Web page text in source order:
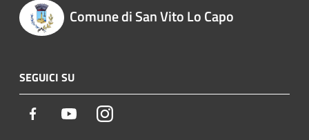
Comune di San Vito Lo Capo
SEGUICI SU
Facebook YoutubeInstagram